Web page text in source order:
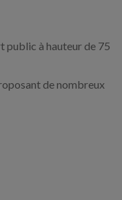
public à hauteur de 75
de nombreux